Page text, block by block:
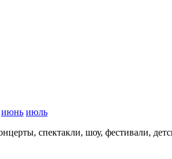
июнь июль
спектакли, шоу, фестивали,